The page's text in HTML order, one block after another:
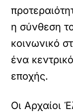
η σύνθεση
κοινωνικό
ένα
εποχής.
Οι Αρχαίοι